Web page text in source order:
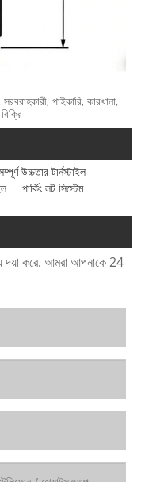
পাইকারি, কারখানা,
উচ্চতার টার্নস্টাইল
পার্কিং লট সিস্টেম
দয়া করে. আমরা আপনাকে 24